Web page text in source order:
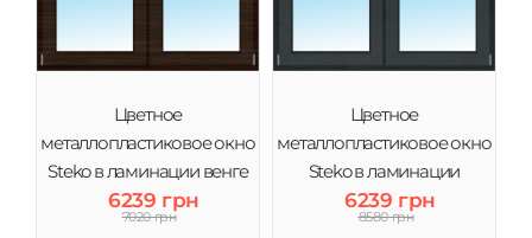
Цветное
металлопластиковое окно
Steko в ламинации венге
6239 грн
7020 грн
Цветное
металлопластиковое окно
Steko в ламинации
Антрацит
6239 грн
8580 грн